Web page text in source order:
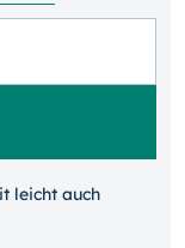
leicht auch